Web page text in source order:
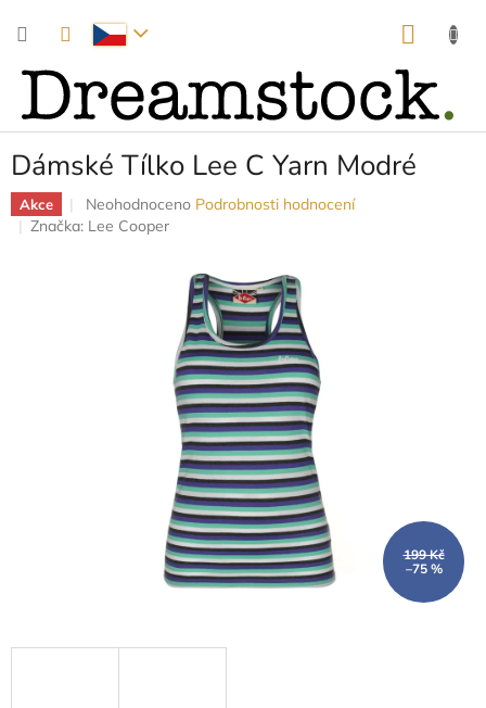
Dámské Tílko Lee C Yarn Modré
Akce
Průměrné
hodnocení
Neohodnoceno Podrobnosti hodnocení
Značka: Lee Cooper
199 Kč
–75 %